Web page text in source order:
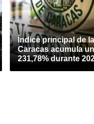
Índice principal de
Caracas acumula
231,78% durante